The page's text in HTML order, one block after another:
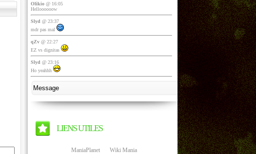
Olikio@ 16:05
Helloooooow
Slyd @ 23:37
mdr pas mal
qZv@ 22:27
EZ vs dignitas
Slyd @ 23:16
Ho yeahhh
LIENS UTILES
ManiaPlanet Wiki Mania